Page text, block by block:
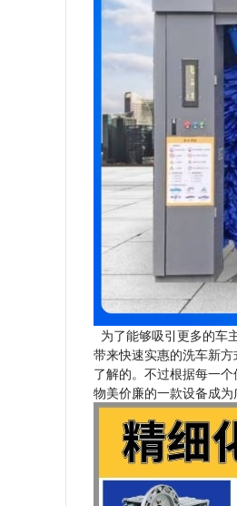
为了能够吸引更多的车
带来快速实惠的洗车新
了解的。不过根据每一
物美价廉的一款设备成为